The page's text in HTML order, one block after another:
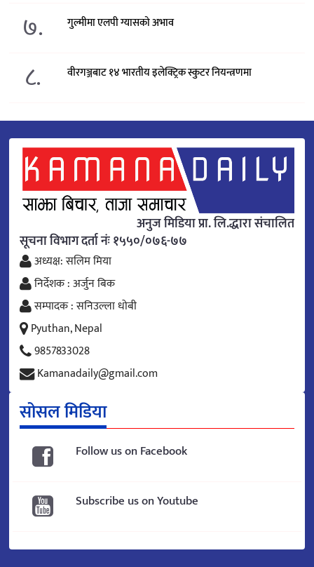
७. गुल्मीमा एलपी ग्यासको अभाव
८. वीरगञ्जबाट १४ भारतीय इलेक्ट्रिक स्कुटर नियन्त्रणमा
अनुज मिडिया प्रा. लि.द्धारा संचालित
सूचना विभाग दर्ता नंः १५५०/०७६-७७
अध्यक्ष: सलिम मिया
निर्देशक : अर्जुन बिक
सम्पादक : सनिउल्ला धोबी
Pyuthan, Nepal
9857833028
Kamanadaily@gmail.com
सोसल मिडिया
Follow us on Facebook
Subscribe us on Youtube